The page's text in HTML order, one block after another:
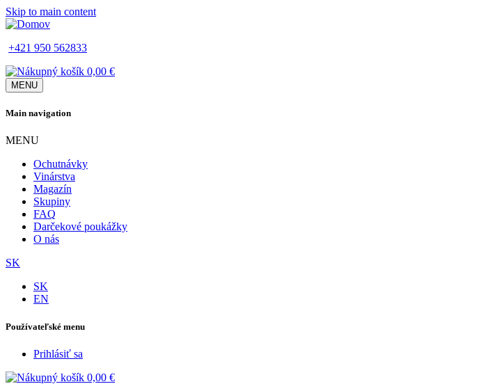
Skip to main content
+421 950 562833
0,00 €
MENU
Main navigation
MENU
Ochutnávky
Vinárstva
Magazín
Skupiny
FAQ
Darčekové poukážky
O nás
SK
SK
EN
Používateľské menu
Prihlásiť sa
0,00 €